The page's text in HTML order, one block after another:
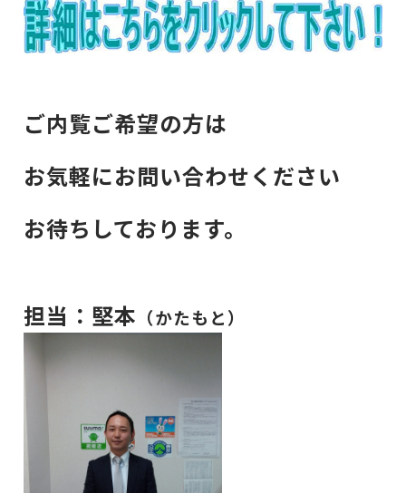
ご内覧ご希望の方は
お気軽にお問い合わせください
お待ちしております。
担当：堅本 （かたもと）